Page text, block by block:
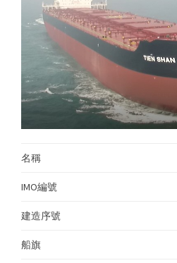
名稱
IMO編號
建造序號
船旗